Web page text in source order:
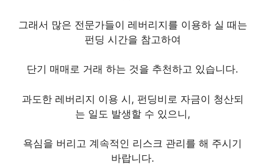
그래서 많은 전문가들이 레버리지를 이용하 실 때는
펀딩 시간을 참고하여
단기 매매로 거래 하는 것을 추천하고 있습니다.
과도한 레버리지 이용 시, 펀딩비로 자금이 청산되
는 일도 발생할 수 있으니,
욕심을 버리고 계속적인 리스크 관리를 해 주시기
바랍니다.